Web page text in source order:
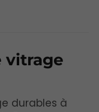
vitrage
durables à